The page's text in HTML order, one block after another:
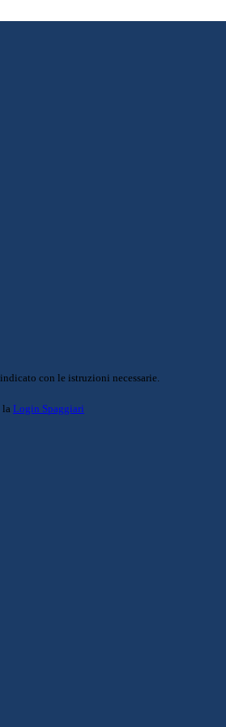
con le istruzioni necessarie.
la Login Spaggiari